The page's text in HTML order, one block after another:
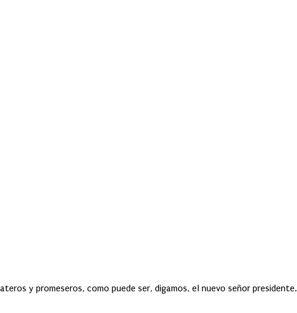
y promeseros, como puede ser, digamos, el nuevo señor presidente.